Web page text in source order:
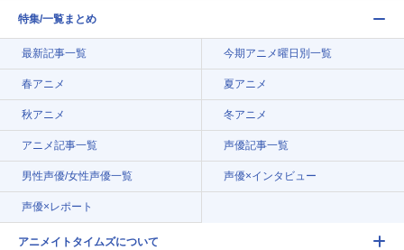
特集/一覧まとめ
最新記事一覧 今期アニメ曜日別一覧
春アニメ 夏アニメ
秋アニメ 冬アニメ
アニメ記事一覧 声優記事一覧
男性声優/女性声優一覧 声優×インタビュー
声優×レポート
アニメイトタイムズについて